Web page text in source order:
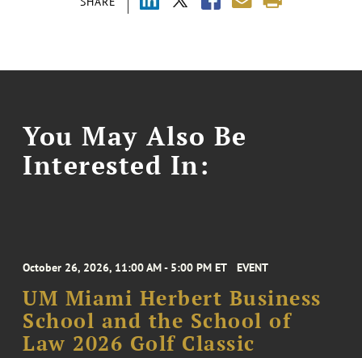
You May Also Be
Interested In:
October 26, 2026, 11:00 AM - 5:00 PM ET EVENT
UM Miami Herbert Business
School and the School of
Law 2026 Golf Classic